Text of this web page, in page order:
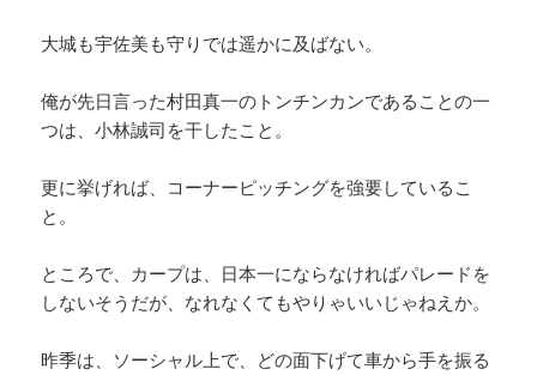
大城も宇佐美も守りでは遥かに及ばない。
俺が先日言った村田真一のトンチンカンであることの一
つは、小林誠司を干したこと。
更に挙げれば、コーナーピッチングを強要しているこ
と。
ところで、カープは、日本一にならなければパレードを
しないそうだが、なれなくてもやりゃいいじゃねえか。
昨季は、ソーシャル上で、どの面下げて車から手を振る